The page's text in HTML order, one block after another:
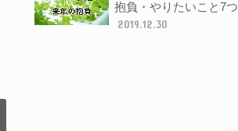
抱負・やりたいこと7つ
2019.12.30